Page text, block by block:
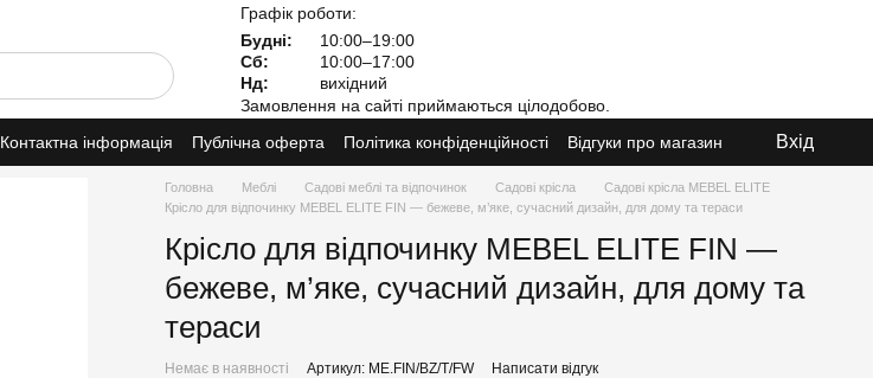
Графік роботи:
Будні:
10:00–19:00
Сб:
10:00–17:00
Нд:
вихідний
Замовлення на сайті приймаються цілодобово.
Контактна інформація Публічна оферта Політика конфіденційності Відгуки про магазин Вхід
Головна Меблі Садові меблі та відпочинок Садові крісла
Садові крісла MEBEL ELITE
Крісло для відпочинку MEBEL ELITE FIN — бежеве, м’яке, сучасний дизайн, для дому та тераси
Крісло для відпочинку MEBEL ELITE FIN —
бежеве, м’яке, сучасний дизайн, для дому та
тераси
Немає в наявності Артикул: ME.FIN/BZ/T/FW Написати відгук